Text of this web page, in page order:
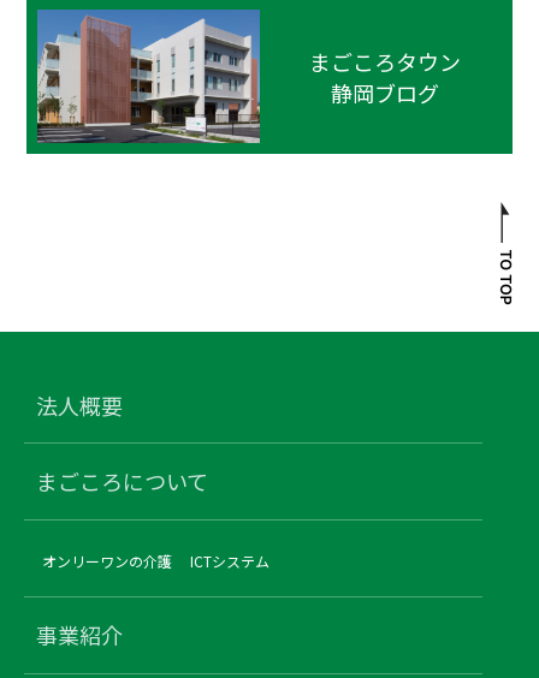
まごころタウン
静岡ブログ
法人概要
まごころについて
オンリーワンの介護 ICTシステム
事業紹介